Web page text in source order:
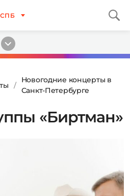
СПБ
Новогодние концерты в
Санкт-Петербурге
«Биртман»